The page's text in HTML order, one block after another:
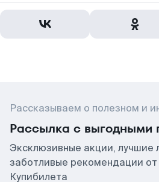
Рассказываем о полезном и
Рассылка с выгодными
Эксклюзивные акции, лучшие
заботливые рекомендации от
Купибилета